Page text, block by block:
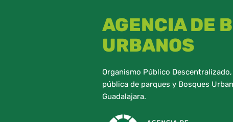
AGENCIA DE
URBANOS
Organismo Público
pública de parques y Bosques
Guadalajara.